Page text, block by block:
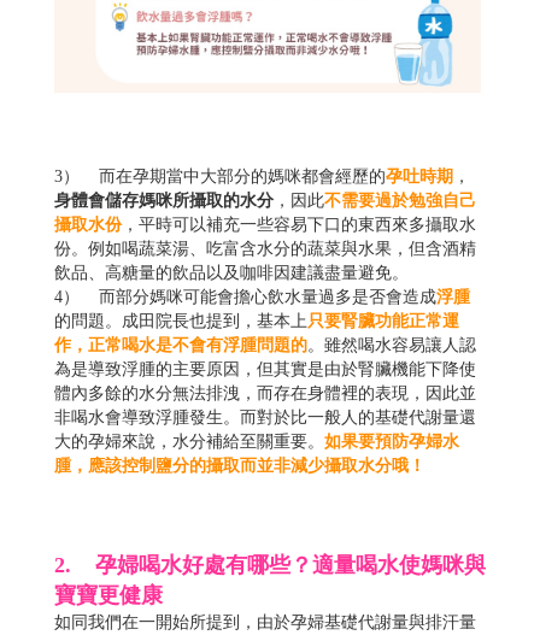
3） 而在孕期當中大部分的媽咪都會經歷的孕吐時期 ，
身體會儲存媽咪所攝取的水分 ，因此不需要過於勉強自己
攝取水份，平時可以補充一些容易下口的東西來多攝取水
份。例如喝蔬菜湯、吃富含水分的蔬菜與水果，但含酒精
飲品、高糖量的飲品以及咖啡因建議盡量避免。
4） 而部分媽咪可能會擔心飲水量過多是否會造成浮腫
的問題。成田院長也提到，基本上 只要腎臟功能正常運
作，正常喝水是不會有浮腫問題的。雖然喝水容易讓人認
為是導致浮腫的主要原因，但其實是由於腎臟機能下降使
體內多餘的水分無法排洩，而存在身體裡的表現，因此並
非喝水會導致浮腫發生。而對於比一般人的基礎代謝量還
大的孕婦來說，水分補給至關重要。 如果要預防孕婦水
腫，應該控制鹽分的攝取而並非減少攝取水分哦！
2. 孕婦喝水好處有哪些？適量喝水使媽咪與
寶寶更健康
如同我們在一開始所提到，由於孕婦基礎代謝量與排汗量